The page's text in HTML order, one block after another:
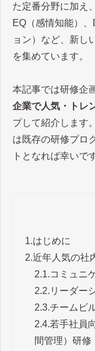
た定番分野に加え
EQ （感情知能）、
ョン）など、新し
を集めています。
本記事では研修企
企業で人気・トレ
プして紹介します
は既存の研修プロ
トとなれば幸いで
1.はじめに
2.近年人気の社
2.1.コミュニ
2.2. リーダー
2.3.チームビ
2.4.若手社員
間管理）研修